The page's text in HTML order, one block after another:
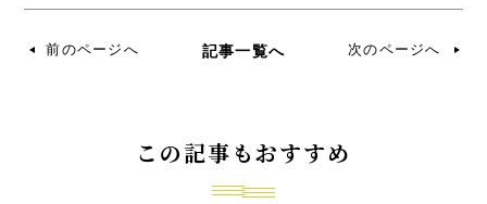
前のページへ 記事一覧へ 次のページへ
この記事もおすすめ